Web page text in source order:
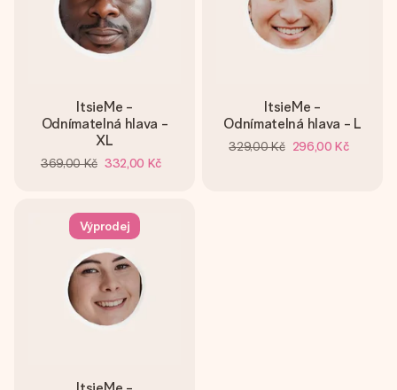
ItsieMe -
Odnímatelná hlava -
XL
369,00 Kč 332,00 Kč
ItsieMe -
Odnímatelná hlava - L
329,00 Kč 296,00 Kč
Výprodej